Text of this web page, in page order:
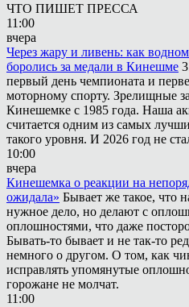
ЧТО ПИШЕТ ПРЕССА
11:00
вчера
Через жару и ливень: как
боролись за медали в Кинешме
первый день чемпионата и
моторному спорту. Зрелищные
Кинешемке с 1985 года. Наша
считается одним из самых
такого уровня. И 2026 год не
10:00
вчера
Кинешемка о реакции на
ожидала» Бывает же такое, что
нужное дело, но делают с
оплошностями, что даже
Бывать-то бывает и не так-то
немного о другом. О том, как
исправлять упомянутые
горожане не молчат.
11:00